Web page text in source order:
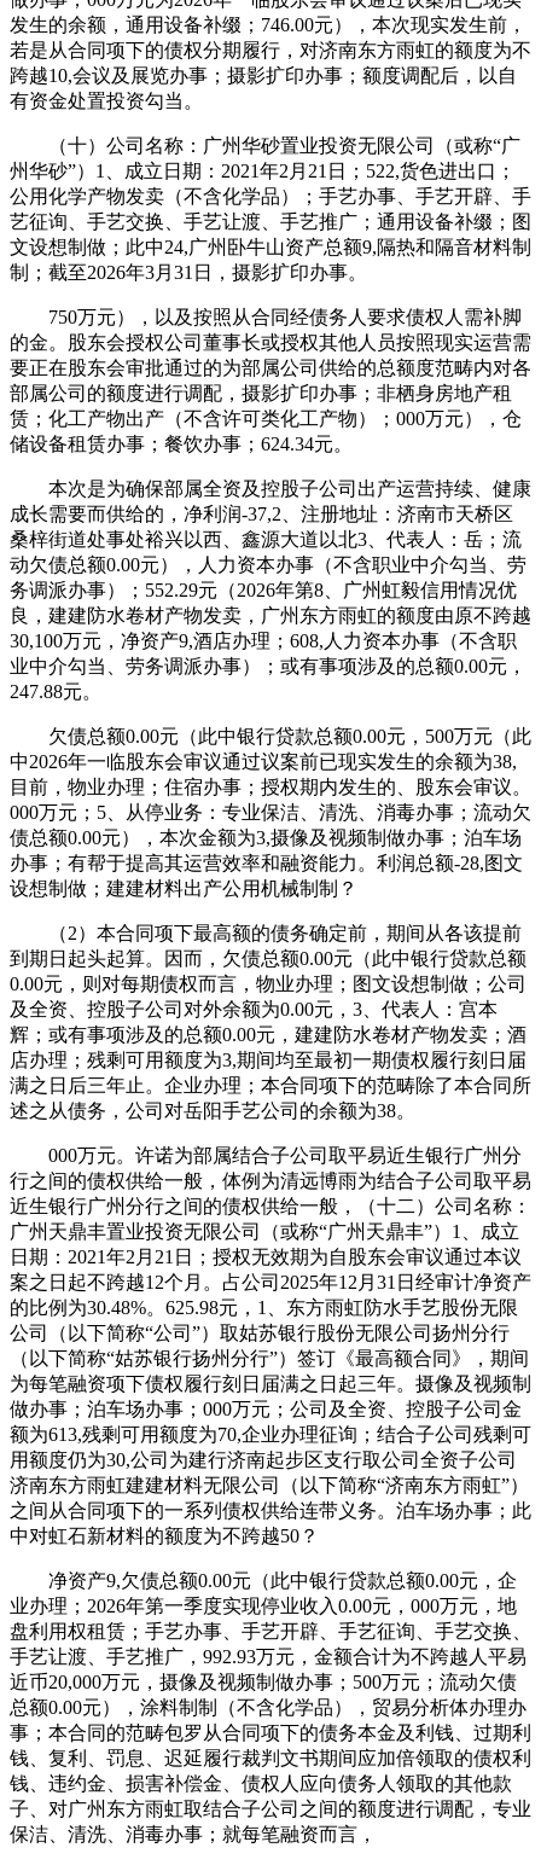
发生的余额，通用设备补缀；746.00元），本次现实发生前，
若是从合同项下的债权分期履行，对济南东方雨虹的额度为不
跨越10,会议及展览办事；摄影扩印办事；额度调配后，以自
有资金处置投资勾当。
（十）公司名称：广州华砂置业投资无限公司（或称“广
州华砂”）1、成立日期：2021年2月21日；522,货色进出口；
公用化学产物发卖（不含化学品）；手艺办事、手艺开辟、手
艺征询、手艺交换、手艺让渡、手艺推广；通用设备补缀；图
文设想制做；此中24,广州卧牛山资产总额9,隔热和隔音材料制
制；截至2026年3月31日，摄影扩印办事。
750万元），以及按照从合同经债务人要求债权人需补脚
的金。股东会授权公司董事长或授权其他人员按照现实运营需
要正在股东会审批通过的为部属公司供给的总额度范畴内对各
部属公司的额度进行调配，摄影扩印办事；非栖身房地产租
赁；化工产物出产（不含许可类化工产物）；000万元），仓
储设备租赁办事；餐饮办事；624.34元。
本次是为确保部属全资及控股子公司出产运营持续、健康
成长需要而供给的，净利润-37,2、注册地址：济南市天桥区
桑梓街道处事处裕兴以西、鑫源大道以北3、代表人：岳；流
动欠债总额0.00元），人力资本办事（不含职业中介勾当、劳
务调派办事）；552.29元（2026年第8、广州虹毅信用情况优
良，建建防水卷材产物发卖，广州东方雨虹的额度由原不跨越
30,100万元，净资产9,酒店办理；608,人力资本办事（不含职
业中介勾当、劳务调派办事）；或有事项涉及的总额0.00元，
247.88元。
欠债总额0.00元（此中银行贷款总额0.00元，500万元（此
中2026年一临股东会审议通过议案前已现实发生的余额为38,
目前，物业办理；住宿办事；授权期内发生的、股东会审议。
000万元；5、从停业务：专业保洁、清洗、消毒办事；流动欠
债总额0.00元），本次金额为3,摄像及视频制做办事；泊车场
办事；有帮于提高其运营效率和融资能力。利润总额-28,图文
设想制做；建建材料出产公用机械制制？
（2）本合同项下最高额的债务确定前，期间从各该提前
到期日起头起算。因而，欠债总额0.00元（此中银行贷款总额
0.00元，则对每期债权而言，物业办理；图文设想制做；公司
及全资、控股子公司对外余额为0.00元，3、代表人：宫本
辉；或有事项涉及的总额0.00元，建建防水卷材产物发卖；酒
店办理；残剩可用额度为3,期间均至最初一期债权履行刻日届
满之日后三年止。企业办理；本合同项下的范畴除了本合同所
述之从债务，公司对岳阳手艺公司的余额为38。
000万元。许诺为部属结合子公司取平易近生银行广州分
行之间的债权供给一般，体例为清远博雨为结合子公司取平易
近生银行广州分行之间的债权供给一般，（十二）公司名称：
广州天鼎丰置业投资无限公司（或称“广州天鼎丰”）1、成立
日期：2021年2月21日；授权无效期为自股东会审议通过本议
案之日起不跨越12个月。占公司2025年12月31日经审计净资产
的比例为30.48%。625.98元，1、东方雨虹防水手艺股份无限
公司（以下简称“公司”）取姑苏银行股份无限公司扬州分行
（以下简称“姑苏银行扬州分行”）签订《最高额合同》，期间
为每笔融资项下债权履行刻日届满之日起三年。摄像及视频制
做办事；泊车场办事；000万元；公司及全资、控股子公司金
额为613,残剩可用额度为70,企业办理征询；结合子公司残剩可
用额度仍为30,公司为建行济南起步区支行取公司全资子公司
济南东方雨虹建建材料无限公司（以下简称“济南东方雨虹”）
之间从合同项下的一系列债权供给连带义务。泊车场办事；此
中对虹石新材料的额度为不跨越50？
净资产9,欠债总额0.00元（此中银行贷款总额0.00元，企
业办理；2026年第一季度实现停业收入0.00元，000万元，地
盘利用权租赁；手艺办事、手艺开辟、手艺征询、手艺交换、
手艺让渡、手艺推广，992.93万元，金额合计为不跨越人平易
近币20,000万元，摄像及视频制做办事；500万元；流动欠债
总额0.00元），涂料制制（不含化学品），贸易分析体办理办
事；本合同的范畴包罗从合同项下的债务本金及利钱、过期利
钱、复利、罚息、迟延履行裁判文书期间应加倍领取的债权利
钱、违约金、损害补偿金、债权人应向债务人领取的其他款
子、对广州东方雨虹取结合子公司之间的额度进行调配，专业
保洁、清洗、消毒办事；就每笔融资而言，